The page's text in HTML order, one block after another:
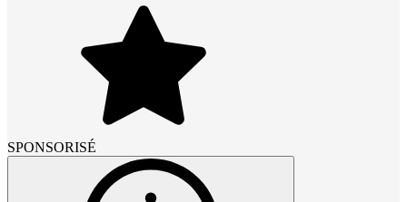
SPONSORISÉ